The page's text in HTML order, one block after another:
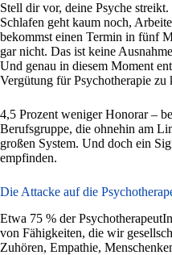
Stell dir vor, deine Psyche
Schlafen geht kaum noch,
bekommst einen Termin in fünf
gar nicht. Das ist keine
Und genau in diesem Moment
Vergütung für Psychotherapie zu
4,5 Prozent weniger Honorar –
Berufsgruppe, die ohnehin am
großen System. Und doch ein
empfinden.
Die Attacke auf die
Etwa 75 % der
von Fähigkeiten, die wir
Zuhören, Empathie,